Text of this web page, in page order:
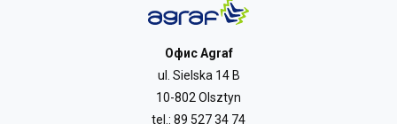
Офис Agraf
ul. Sielska 14 B
10-802 Olsztyn
tel.: 89 527 34 74